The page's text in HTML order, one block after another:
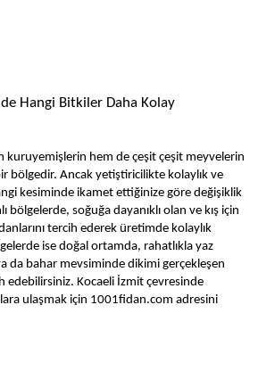
Hangi Bitkiler Daha Kolay
kuruyemişlerin hem de çeşit çeşit meyvelerin
bölgedir. Ancak yetiştiricilikte kolaylık ve
kesiminde ikamet ettiğinize göre değişiklik
bölgelerde, soğuğa dayanıklı olan ve kış için
tercih ederek üretimde kolaylık
ise doğal ortamda, rahatlıkla yaz
da bahar mevsiminde dikimi gerçekleşen
edebilirsiniz. Kocaeli İzmit çevresinde
ulaşmak için 1001fidan.com adresini